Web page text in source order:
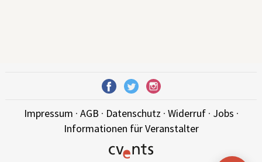
Impressum · AGB · Datenschutz · Widerruf· Jobs ·
Informationen für Veranstalter